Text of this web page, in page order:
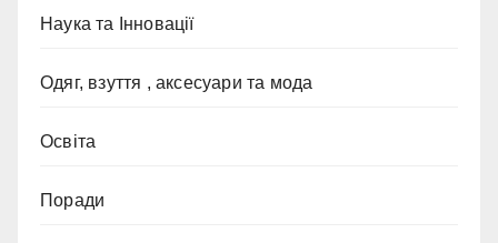
Наука та Інновації
Одяг, взуття , аксесуари та мода
Освіта
Поради